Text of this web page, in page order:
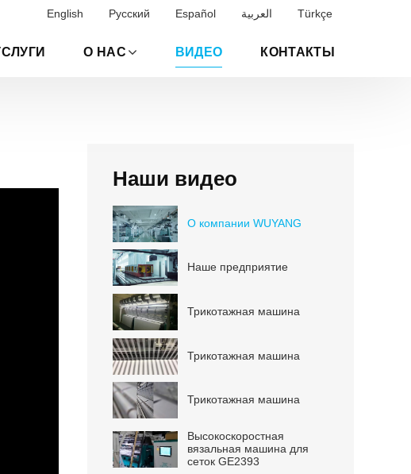
English Русский Español العربية Türkçe
О НАС ВИДЕО КОНТАКТЫ
Наши видео
О компании WUYANG
Наше предприятие
Трикотажная машина
Трикотажная машина
Трикотажная машина
Высокоскоростная
вязальная машина для
сеток GE2393